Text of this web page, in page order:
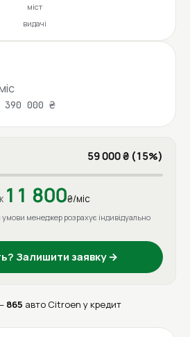
міст
видачі
390 000 ₴
59 000 ₴ (15%)
11 800₴/міс
умови менеджер розрахує індивідуально
Залишити заявку →
865 авто Citroen у кредит